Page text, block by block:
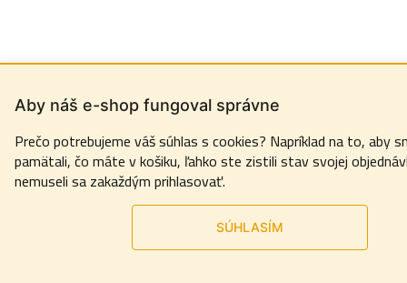
Aby náš e-shop fungoval správne
Prečo potrebujeme váš súhlas s cookies? Napríklad na to, aby
pamätali, čo máte v košiku, ľahko ste zistili stav svojej
nemuseli sa zakaždým prihlasovať.
SÚHLASÍM